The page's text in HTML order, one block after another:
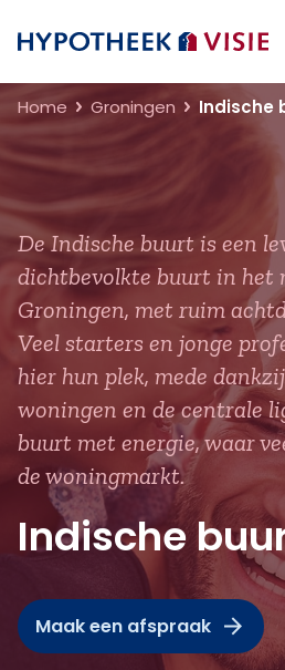
Terug naar home
Home Groningen Indische
De Indische buurt is een
dichtbevolkte buurt in het
Groningen, met ruim
Veel starters en jonge
hier hun plek, mede
woningen en de centrale
buurt met energie, waar
de woningmarkt.
Indische
Maak een afspraak